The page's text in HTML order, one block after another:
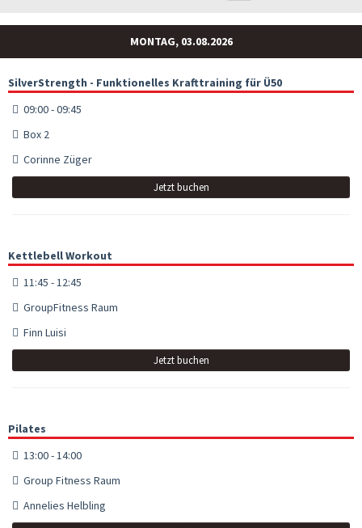
MONTAG, 03.08.2026
SilverStrength - Funktionelles Krafttraining für Ü50
09:00 - 09:45
Box 2
Corinne Züger
Jetzt buchen
Kettlebell Workout
11:45 - 12:45
GroupFitness Raum
Finn Luisi
Jetzt buchen
Pilates
13:00 - 14:00
Group Fitness Raum
Annelies Helbling